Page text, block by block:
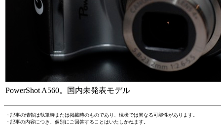
PowerShot A560。国内未発表モデル
・記事の情報は執筆時または掲載時のものであり、現状では異なる可能性があります。
・記事の内容につき、個別にご回答することはいたしかねます。